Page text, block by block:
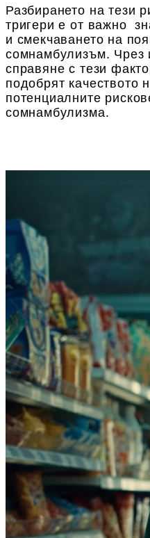
Разбирането на тези
тригери е от важно
и смекчаването на
сомнамбулизъм. Чрез
справяне с тези
подобрят качеството
потенциалните
сомнамбулизма.